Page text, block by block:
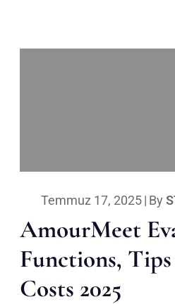
Temmuz 17, 2025| By
AmourMeet
Functions,
Costs 2025